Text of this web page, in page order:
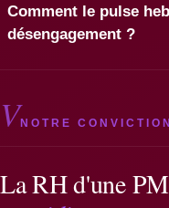
Comment le pulse
désengagement ?
VNOTRE CONVICTION
La RH d'une